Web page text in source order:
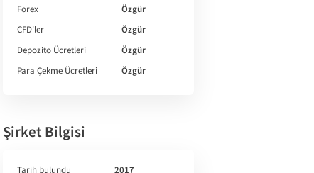
Forex
Özgür
CFD'ler
Özgür
Depozito Ücretleri
Özgür
Para Çekme Ücretleri
Özgür
Şirket Bilgisi
Tarih bulundu
2017